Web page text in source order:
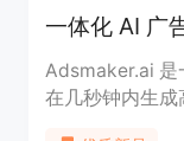
Adsmaker.ai 是
在几秒钟内生成